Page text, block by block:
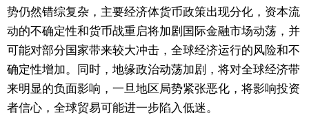
势仍然错综复杂，主要经济体货币政策出现分化，资本流
动的不确定性和货币战重启将加剧国际金融市场动荡，并
可能对部分国家带来较大冲击，全球经济运行的风险和不
确定性增加。同时，地缘政治动荡加剧，将对全球经济带
来明显的负面影响，一旦地区局势紧张恶化，将影响投资
者信心，全球贸易可能进一步陷入低迷。